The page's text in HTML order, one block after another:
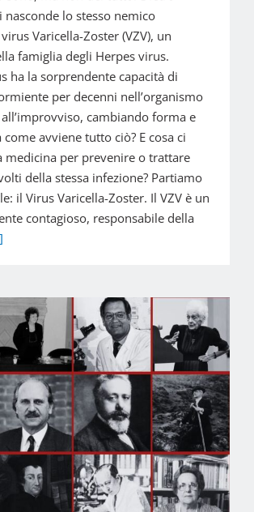
nasconde lo stesso nemico
Varicella-Zoster (VZV), un
famiglia degli Herpes virus.
ha la sorprendente capacità di
per decenni nell’organismo
cambiando forma e
avviene tutto ciò? E cosa ci
medicina per prevenire o trattare
della stessa infezione? Partiamo
il Virus Varicella-Zoster. Il VZV è un
contagioso, responsabile della